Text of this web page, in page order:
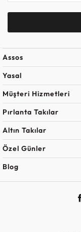
Assos
Yasal
Müşteri Hizmetleri
Pırlanta Takılar
Altın Takılar
Özel Günler
Blog